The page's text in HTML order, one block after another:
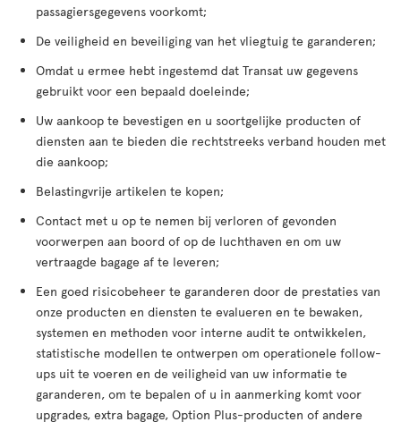
passagiersgegevens voorkomt;
De veiligheid en beveiliging van het vliegtuig te garanderen;
Omdat u ermee hebt ingestemd dat Transat uw gegevens
gebruikt voor een bepaald doeleinde;
Uw aankoop te bevestigen en u soortgelijke producten of
diensten aan te bieden die rechtstreeks verband houden met
die aankoop;
Belastingvrije artikelen te kopen;
Contact met u op te nemen bij verloren of gevonden
voorwerpen aan boord of op de luchthaven en om uw
vertraagde bagage af te leveren;
Een goed risicobeheer te garanderen door de prestaties van
onze producten en diensten te evalueren en te bewaken,
systemen en methoden voor interne audit te ontwikkelen,
statistische modellen te ontwerpen om operationele follow-
ups uit te voeren en de veiligheid van uw informatie te
garanderen, om te bepalen of u in aanmerking komt voor
upgrades, extra bagage, Option Plus-producten of andere